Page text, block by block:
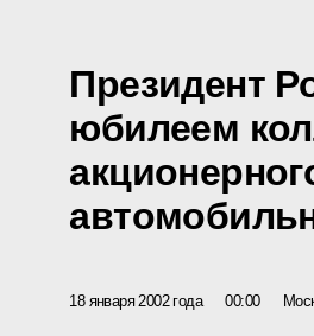
Президент
юбилеем
18 января 2002 года 00:00